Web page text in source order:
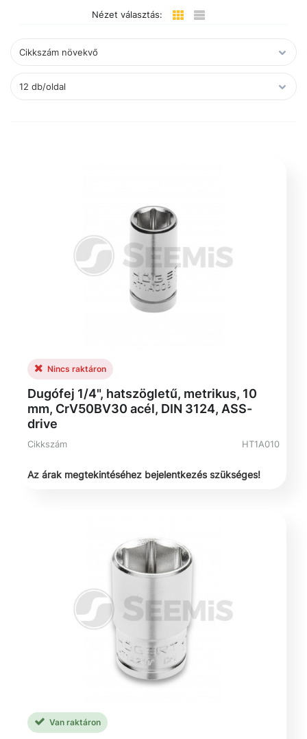
Nézet választás:
Nincs raktáron
Dugófej 1/4", hatszögletű, metrikus, 10
mm, CrV50BV30 acél, DIN 3124, ASS-
drive
Cikkszám HT1A010
Az árak megtekintéséhez bejelentkezés szükséges!
Van raktáron